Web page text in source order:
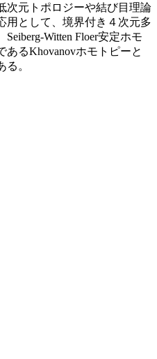
次元トポロジーや結び目理論
用として、境界付き４次元多
Witten Floer安定ホモ
あるKhovanovホモトピーと
。